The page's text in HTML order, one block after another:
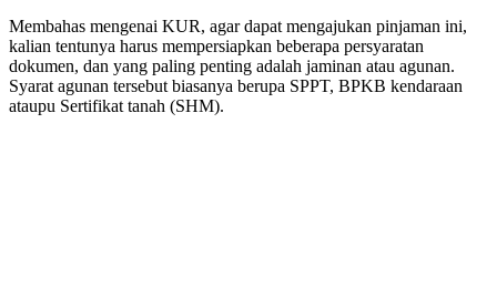
Membahas mengenai KUR, agar dapat mengajukan pinjaman ini,
kalian tentunya harus mempersiapkan beberapa persyaratan
dokumen, dan yang paling penting adalah jaminan atau agunan.
Syarat agunan tersebut biasanya berupa SPPT, BPKB kendaraan
ataupu Sertifikat tanah (SHM).